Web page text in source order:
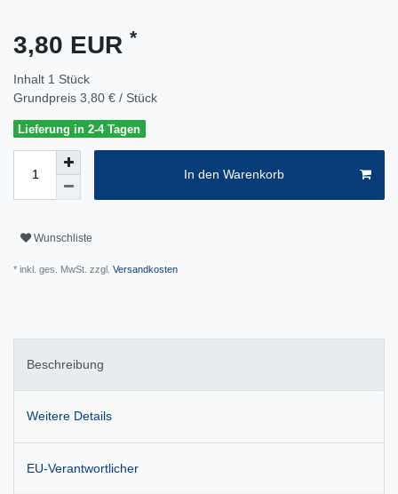
3,80 EUR *
Inhalt 1 Stück
Grundpreis 3,80 € / Stück
Lieferung in 2-4 Tagen
In den Warenkorb
Wunschliste
* inkl. ges. MwSt. zzgl. Versandkosten
Beschreibung
Weitere Details
EU-Verantwortlicher